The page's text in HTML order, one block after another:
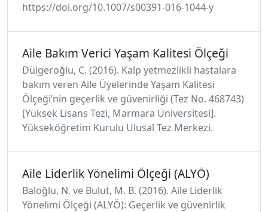
https://doi.org/10.1007/s00391-016-1044-y
Aile Bakım Verici Yaşam Kalitesi Ölçeği
Dülgeroğlu, C. (2016). Kalp yetmezlikli hastalara
bakım veren Aile Üyelerinde Yaşam Kalitesi
Ölçeği’nin geçerlik ve güvenirliği (Tez No. 468743)
[Yüksek Lisans Tezi, Marmara Üniversitesi].
Yükseköğretim Kurulu Ulusal Tez Merkezi.
Aile Liderlik Yönelimi Ölçeği (ALYÖ)
Baloğlu, N. ve Bulut, M. B. (2016). Aile Liderlik
Yönelimi Ölçeği (ALYÖ): Geçerlik ve güvenirlik